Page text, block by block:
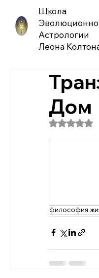
Школа
Астрологии
Леона
Дом
Оценка:
философия